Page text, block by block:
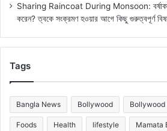
Sharing Raincoat During Monsoon:
করেন? ত্বকে সংক্রমণ হওয়ার আগে কিছু গুরুত্বপূর্ণ
Tags
Bangla News Bollywood Bollywood
Foods Health lifestyle Mamata